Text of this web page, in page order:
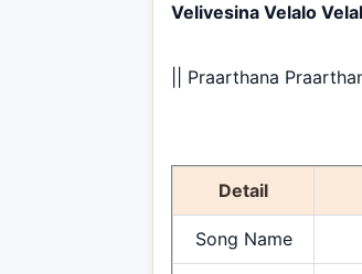
Velivesina Velalo
|| Praarthana
Detail
Song Name